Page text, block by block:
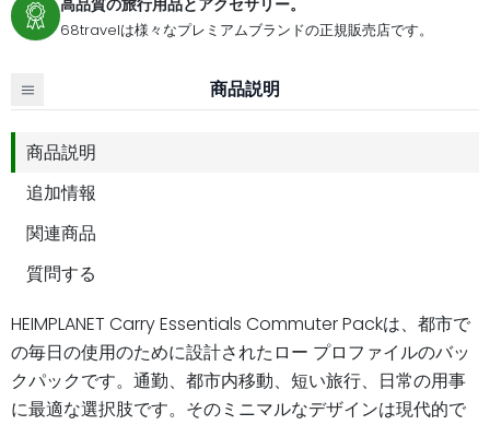
68travelは様々なプレミアムブランドの正規販売店です。
商品説明
商品説明
追加情報
関連商品
質問する
HEIMPLANET Carry Essentials Commuter Packは、都市で
の毎日の使用のために設計されたロー プロファイルのバッ
クパックです。通勤、都市内移動、短い旅行、日常の用事
に最適な選択肢です。そのミニマルなデザインは現代的で